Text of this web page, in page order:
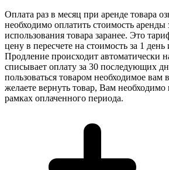
Оплата раз в месяц при аренде товара
необходимо оплатить стоимость аренды
использования товара заранее. Это
цену в пересчете на стоимость за 1 день
Продление происходит автоматически
списывает оплату за 30 последующих
пользоваться товаром необходимое
желаете вернуть товар, Вам необходимо
рамках оплаченного периода.